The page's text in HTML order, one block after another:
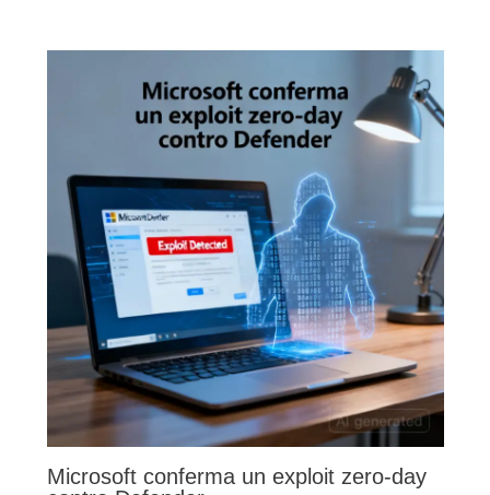
Microsoft conferma un exploit zero-day